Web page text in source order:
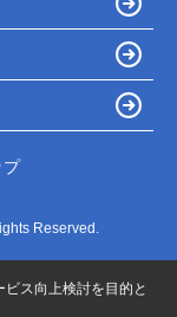
プ
Reserved.
ス向上検討を目的と